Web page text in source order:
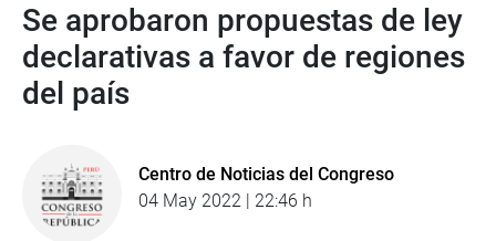
Se aprobaron propuestas de ley
declarativas a favor de regiones
del país
Centro de Noticias del Congreso
04 May 2022 | 22:46 h